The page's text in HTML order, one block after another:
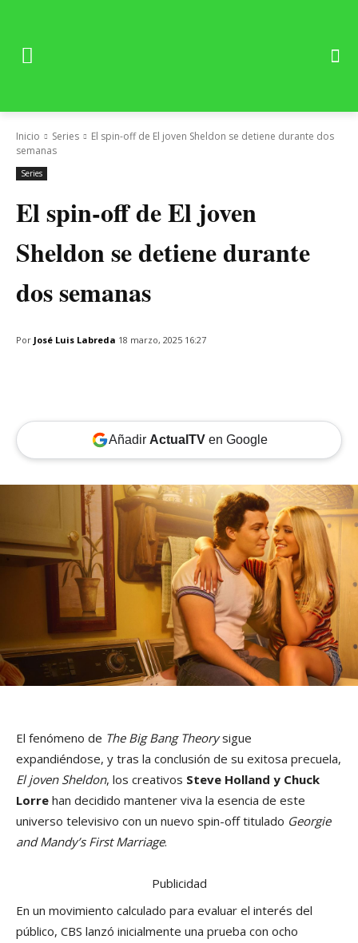
Inicio Series
El spin-off de El joven Sheldon se detiene durante dos
semanas
Series
El spin-off de El joven
Sheldon se detiene durante
dos semanas
Por José Luis Labreda 18 marzo, 2025 16:27
Añadir ActualTVen Google
El fenómeno de The Big Bang Theorysigue
expandiéndose, y tras la conclusión de su exitosa precuela,
El joven Sheldon, los creativos Steve Holland y Chuck
Lorre han decidido mantener viva la esencia de este
universo televisivo con un nuevo spin-off titulado Georgie
and Mandy’s First Marriage.
Publicidad
En un movimiento calculado para evaluar el interés del
público, CBS lanzó inicialmente una prueba con ocho